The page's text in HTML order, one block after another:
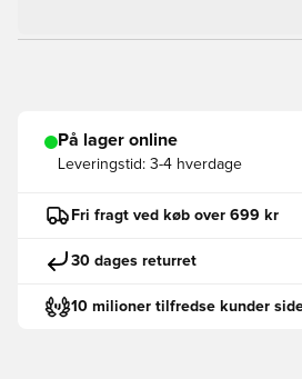
På lager online
Leveringstid: 3-4 hverdage
Fri fragt ved køb over 699 kr
30 dages returret
10 milioner tilfredse kunder